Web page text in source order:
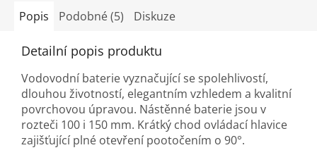
Popis Podobné (5) Diskuze
Detailní popis produktu
Vodovodní baterie vyznačující se spolehlivostí,
dlouhou životností, elegantním vzhledem a kvalitní
povrchovou úpravou. Nástěnné baterie jsou v
rozteči 100 i 150 mm. Krátký chod ovládací hlavice
zajišťující plné otevření pootočením o 90°.